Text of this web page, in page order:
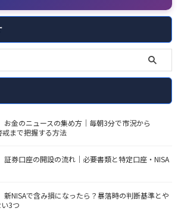
お金のニュースの集め方｜毎朝3分で市況から
戒まで把握する方法
証券口座の開設の流れ｜必要書類と特定口座・NISA
新NISAで含み損になったら？暴落時の判断基準とや
3つ